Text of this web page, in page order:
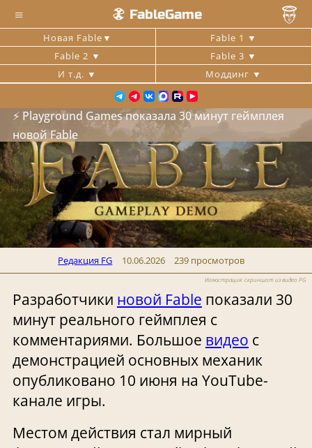
≡ FableGame
Новая Fable
Fable 1
Fable 2
Fable 3
И т.д.
Моддинг
⚡ Playground Games показала 30 минут геймплея
новой Fable
Редакция FG 10.06.2026 239 просмотров
Иллюстрация: скриншот из видео PG
Разработчики новой Fable показали 30
минут реального геймплея с
комментариями. Большое видео с
демонстрацией основных механик
опубликовано 10 июня на YouTube-
канале игры.
Местом действия стал мирный